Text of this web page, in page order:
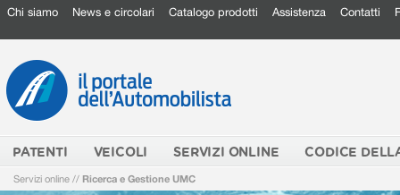
Chi siamo News e circolari Catalogo prodotti Assistenza Contatti
PATENTI VEICOLI SERVIZI ONLINE CODICE
Servizi online // Ricerca e Gestione UMC